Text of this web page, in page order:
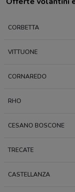
CORBETTA
VITTUONE
CORNAREDO
RHO
CESANO BOSCONE
TRECATE
CASTELLANZA